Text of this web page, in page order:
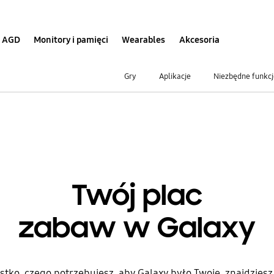
AGD Monitory i pamięci Wearables Akcesoria
Gry Aplikacje Niezbędne
Twój plac
zabaw w Galaxy